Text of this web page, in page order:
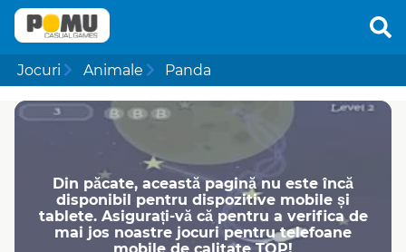
Jocuri Animale Panda
Din păcate, această pagină nu este încă
disponibil pentru dispozitive mobile și
tablete. Asigurați-vă că pentru a verifica de
mai jos noastre jocuri pentru telefoane